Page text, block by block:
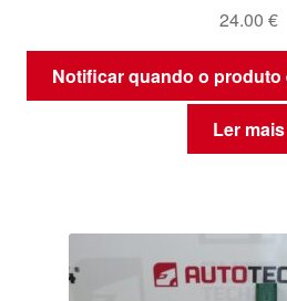
24.00 €
Notificar quando o produto
Ler mais